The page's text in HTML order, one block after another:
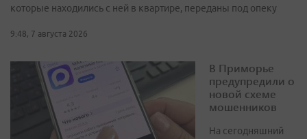
которые находились с ней в квартире, переданы под опеку
9:48, 7 августа 2026
В Приморье
предупредили о
новой схеме
мошенников
На сегодняшний